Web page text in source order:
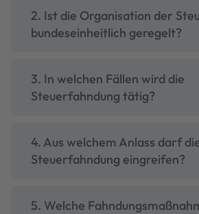
2. Ist die Organisation der
bundeseinheitlich geregelt?
3. In welchen Fällen wird die
Steuerfahndung tätig?
4. Aus welchem Anlass darf
Steuerfahndung eingreifen?
5. Welche